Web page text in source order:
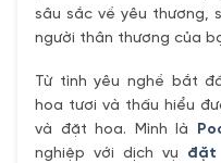
sâu sắc về yêu thương,
người thân thương của
Từ tình yêu nghề bắt
hoa tươi và thấu hiểu
và đặt hoa. Mình là
nghiệp với dịch vụ đặt